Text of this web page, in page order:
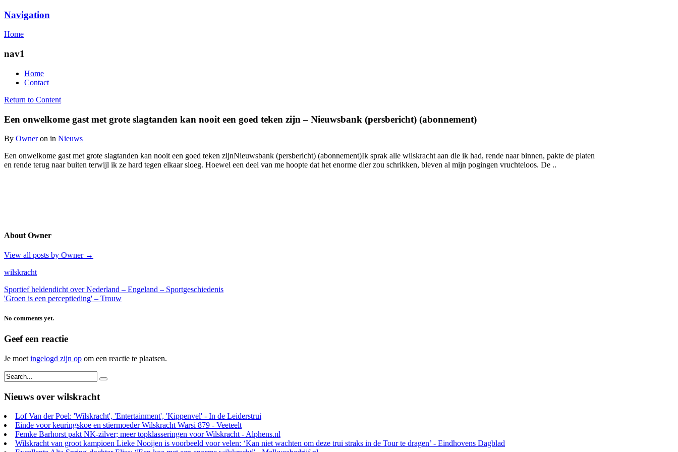
Navigation
Egodepletie
Home
nav1
Home
Contact
Return to Content
Een onwelkome gast met grote slagtanden kan nooit een goed teken zijn – Nieuwsbank (persbericht) (abonnement)
By Owner on in Nieuws
Een onwelkome gast met grote slagtanden kan nooit een goed teken zijnNieuwsbank (persbericht) (abonnement)Ik sprak alle wilskracht aan die ik had, rende naar binnen, pakte de platen
en rende terug naar buiten terwijl ik ze hard tegen elkaar sloeg. Hoewel een deel van me hoopte dat het enorme dier zou schrikken, bleven al mijn pogingen vruchteloos. De ..
About Owner
View all posts by Owner →
wilskracht
Sportief heldendicht over Nederland – Engeland – Sportgeschiedenis
'Groen is een perceptieding' – Trouw
No comments yet.
Geef een reactie
Je moet ingelogd zijn op om een reactie te plaatsen.
Nieuws over wilskracht
Lof Van der Poel: 'Wilskracht', 'Entertainment', 'Kippenvel' - In de Leiderstrui
Einde voor keuringskoe en stiermoeder Wilskracht Warsi 879 - Veeteelt
Femke Barhorst pakt NK-zilver; meer topklasseringen voor Wilskracht - Alphens.nl
Wilskracht van groot kampioen Lieke Nooijen is voorbeeld voor velen: ‘Kan niet wachten om deze trui straks in de Tour te dragen’ - Eindhovens Dagblad